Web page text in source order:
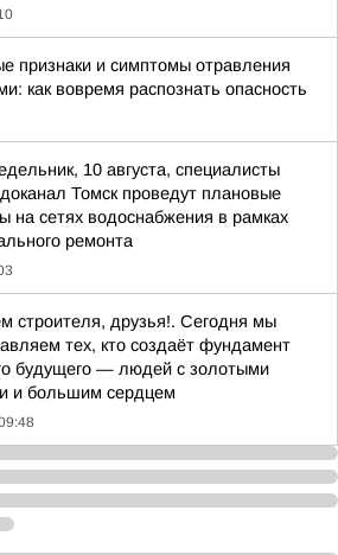
признаки и симптомы отравления
как вовремя распознать опасность
10 августа, специалисты
Томск проведут плановые
на сетях водоснабжения в рамках
ремонта
строителя, друзья!. Сегодня мы
тех, кто создаёт фундамент
будущего — людей с золотыми
и большим сердцем